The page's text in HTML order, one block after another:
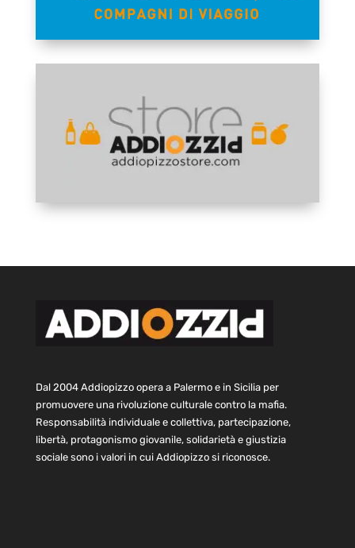
Dal 2004 Addiopizzo opera a Palermo e in Sicilia per
promuovere una rivoluzione culturale contro la mafia.
Responsabilità individuale e collettiva, partecipazione,
libertà, protagonismo giovanile, solidarietà e giustizia
sociale sono i valori in cui Addiopizzo si riconosce.